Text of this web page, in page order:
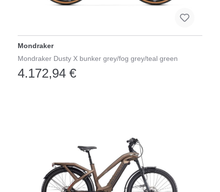
Mondraker
Mondraker Dusty X bunker grey/fog grey/teal green
4.172,94 €